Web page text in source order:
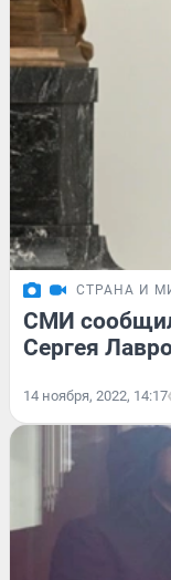
СТРАНА И
СМИ
Сергея
14 ноября, 2022, 14:17